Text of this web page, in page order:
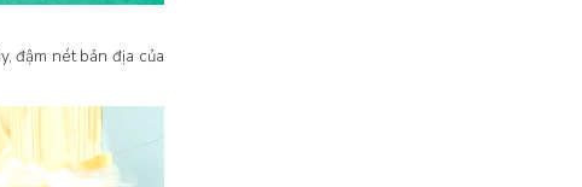
đậm nét bản địa của